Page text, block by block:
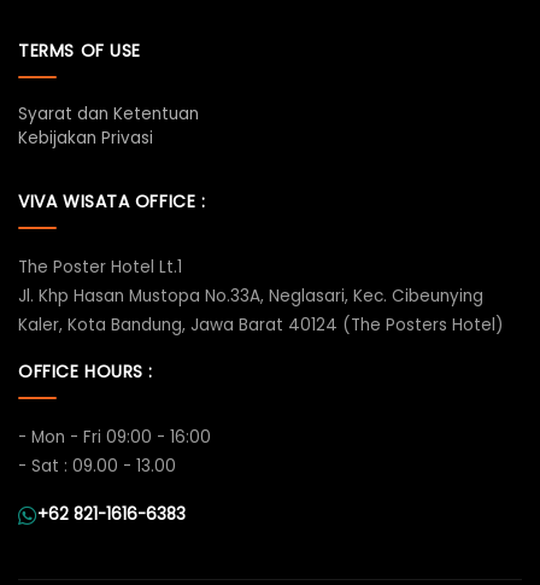
TERMS OF USE
Syarat dan Ketentuan
Kebijakan Privasi
VIVA WISATA OFFICE :
The Poster Hotel Lt.1
Jl. Khp Hasan Mustopa No.33A, Neglasari, Kec. Cibeunying
Kaler, Kota Bandung, Jawa Barat 40124 (The Posters Hotel)
OFFICE HOURS :
- Mon - Fri 09:00 - 16:00
- Sat : 09.00 - 13.00
+62 821-1616-6383